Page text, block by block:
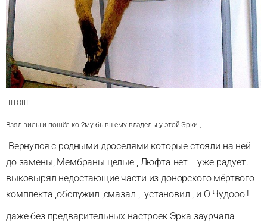
ШТОШ !
Взял вилы и пошёл ко 2му бывшему владельцу этой Эрки ,
Вернулся с родными дроселями которые стояли на ней
до замены, Мембраны целые , Люфта нет - уже радует.
выковырял недостающие части из донорского мёртвого
комплекта ,обслужил ,смазал , установил , и О Чудооо !
даже без предварительных настроек Эрка заурчала